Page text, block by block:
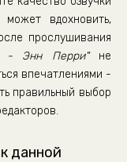
вдохновить,
прослушивания
- Энн Перри"не
впечатлениями -
правильный выбор
данной